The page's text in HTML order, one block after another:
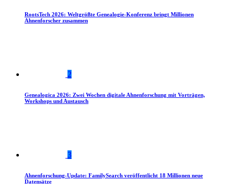
RootsTech 2026: Weltgrößte Genealogie-Konferenz bringt Millionen
Ahnenforscher zusammen
2
Genealogica 2026: Zwei Wochen digitale Ahnenforschung mit Vorträgen,
Workshops und Austausch
3
Ahnenforschung-Update: FamilySearch veröffentlicht 18 Millionen neue
Datensätze